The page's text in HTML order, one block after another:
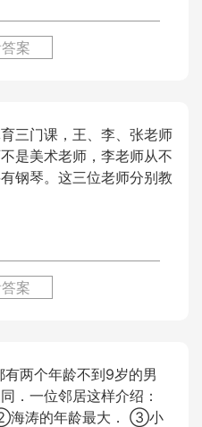
案
三门课，王、李、张老师
是美术老师，李老师从不
钢琴。这三位老师分别教
案
两个年龄不到9岁的男
．一位邻居这样介绍：
涛的年龄最大． ③小